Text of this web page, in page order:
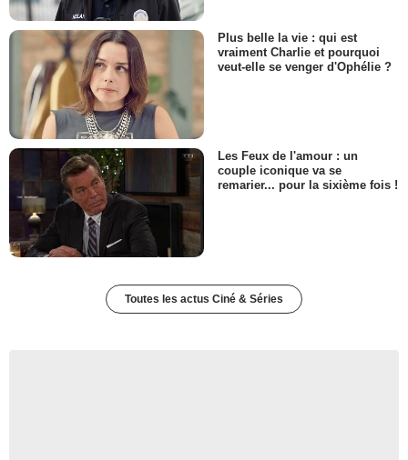
Plus belle la vie : qui est
vraiment Charlie et pourquoi
veut-elle se venger d'Ophélie ?
Les Feux de l'amour : un
couple iconique va se
remarier... pour la sixième fois !
Toutes les actus Ciné & Séries